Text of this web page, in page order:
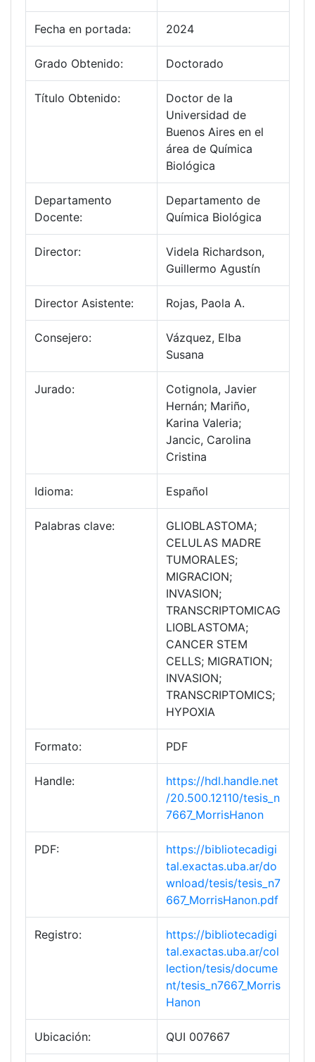
Fecha en portada: 2024
Grado Obtenido: Doctorado
Título Obtenido:
Doctor de la
Universidad de
Buenos Aires en el
área de Química
Biológica
Departamento
Docente:
Departamento de
Química Biológica
Director:
Videla Richardson,
Guillermo Agustín
Director Asistente: Rojas, Paola A.
Consejero:
Vázquez, Elba
Susana
Jurado:
Cotignola, Javier
Hernán; Mariño,
Karina Valeria;
Jancic, Carolina
Cristina
Idioma: Español
Palabras clave:
GLIOBLASTOMA;
CELULAS MADRE
TUMORALES;
MIGRACION;
INVASION;
TRANSCRIPTOMICAG
LIOBLASTOMA;
CANCER STEM
CELLS; MIGRATION;
INVASION;
TRANSCRIPTOMICS;
HYPOXIA
Formato: PDF
Handle:
https://hdl.handle.net
/20.500.12110/tesis_n
7667_MorrisHanon
PDF:
https://bibliotecadigi
tal.exactas.uba.ar/do
wnload/tesis/tesis_n7
667_MorrisHanon.pdf
Registro:
https://bibliotecadigi
tal.exactas.uba.ar/col
lection/tesis/docume
nt/tesis_n7667_Morris
Hanon
Ubicación: QUI 007667